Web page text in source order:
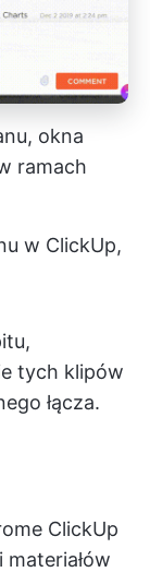
okna
ramach
w ClickUp,
tych klipów
łącza.
ClickUp